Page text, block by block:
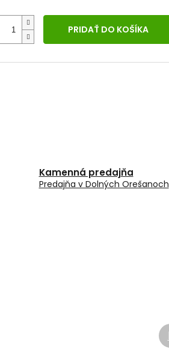
PRIDAŤ DO KOŠÍKA
Kamenná predajňa
Predajňa v Dolných Orešanoch